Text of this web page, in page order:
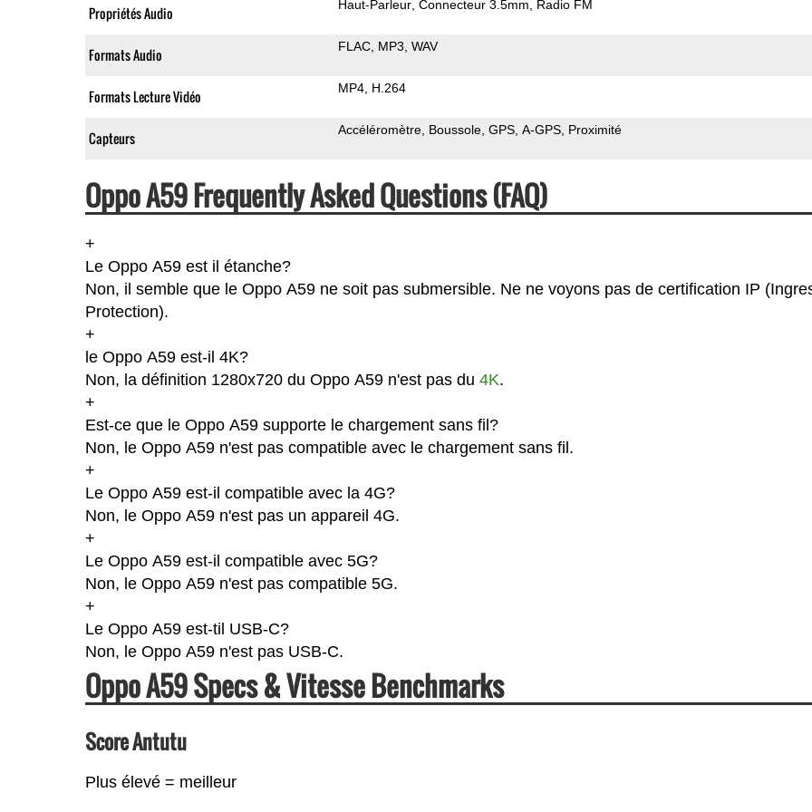
Propriétés Audio Haut-Parleur Connecteur 3.5mm Radio FM
Formats Audio FLAC MP3 WAV
Formats Lecture Vidéo MP4 H.264
Capteurs Accéléromètre Boussole GPS A-GPS Proximité
Oppo A59 Frequently Asked Questions (FAQ)
+
Le Oppo A59 est il étanche?
Non, il semble que le Oppo A59 ne soit pas submersible. Ne ne voyons pas de certification IP
Protection).
+
le Oppo A59 est-il 4K?
Non, la définition 1280x720 du Oppo A59 n'est pas du 4K.
+
Est-ce que le Oppo A59 supporte le chargement sans fil?
Non, le Oppo A59 n'est pas compatible avec le chargement sans fil.
+
Le Oppo A59 est-il compatible avec la 4G?
Non, le Oppo A59 n'est pas un appareil 4G.
+
Le Oppo A59 est-il compatible avec 5G?
Non, le Oppo A59 n'est pas compatible 5G.
+
Le Oppo A59 est-til USB-C?
Non, le Oppo A59 n'est pas USB-C.
Oppo A59 Specs & Vitesse Benchmarks
Score Antutu
Plus élevé = meilleur